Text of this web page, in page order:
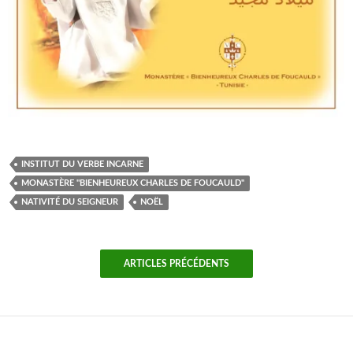
INSTITUT DU VERBE INCARNE
MONASTÈRE "BIENHEUREUX CHARLES DE FOUCAULD"
NATIVITÉ DU SEIGNEUR NOËL
ARTICLES PRÉCÉDENTS